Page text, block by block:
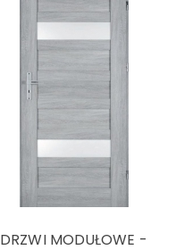
DRZWI MODUŁOWE -